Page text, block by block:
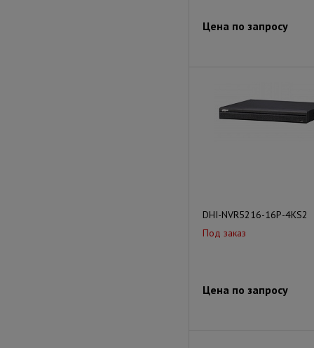
Цена по запросу
DHI-NVR5216-16P-4KS2
Под заказ
Цена по запросу